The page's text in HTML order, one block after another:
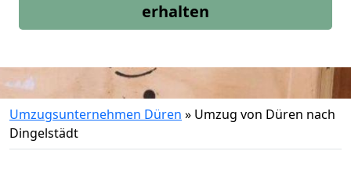
erhalten
Umzugsunternehmen Düren » Umzug von Düren nach
Dingelstädt